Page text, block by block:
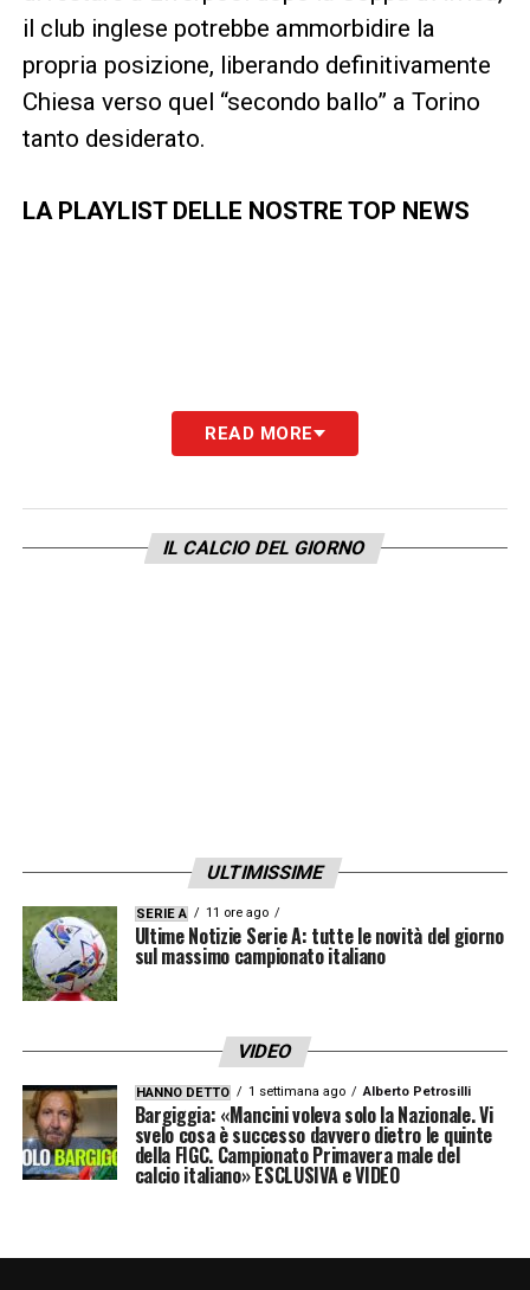
il club inglese potrebbe ammorbidire la
propria posizione, liberando definitivamente
Chiesa verso quel “secondo ballo” a Torino
tanto desiderato.
LA PLAYLIST DELLE NOSTRE TOP NEWS
READ MORE
IL CALCIO DEL GIORNO
ULTIMISSIME
SERIE A 11 ore ago
Ultime Notizie Serie A: tutte le novità del giorno
sul massimo campionato italiano
VIDEO
HANNO DETTO 1 settimana ago Alberto Petrosilli
Bargiggia: «Mancini voleva solo la Nazionale. Vi
svelo cosa è successo davvero dietro le quinte
della FIGC. Campionato Primavera male del
calcio italiano» ESCLUSIVA e VIDEO